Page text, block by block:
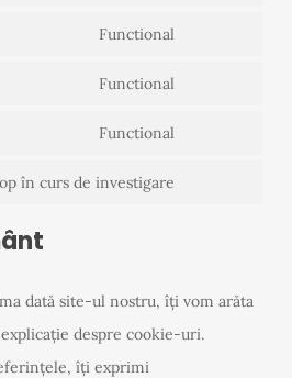
Functional
Functional
Functional
în curs de investigare
diverse
dată site-ul nostru, îți vom arăta
despre cookie-uri.
îți exprimi